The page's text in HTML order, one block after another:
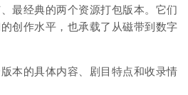
最经典的两个资源打包版本。它们
创作水平，也承载了从磁带到数字
本的具体内容、剧目特点和收录情